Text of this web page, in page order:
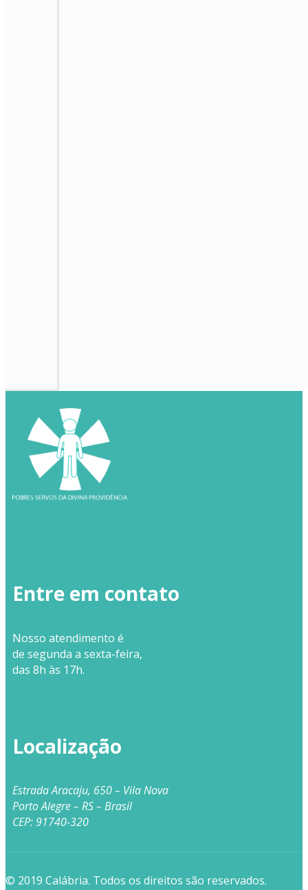
Entre em contato
Nosso atendimento é
de segunda a sexta-feira,
das 8h às 17h.
Localização
Estrada Aracaju, 650 – Vila Nova
Porto Alegre – RS – Brasil
CEP: 91740-320
© 2019 Calábria. Todos os direitos são reservados.